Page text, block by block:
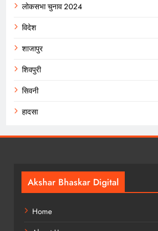
लोकसभा चुनाव 2024
विदेश
शाजापुर
शिवपुरी
सिवनी
हादसा
Akshar Bhaskar Digital
Home